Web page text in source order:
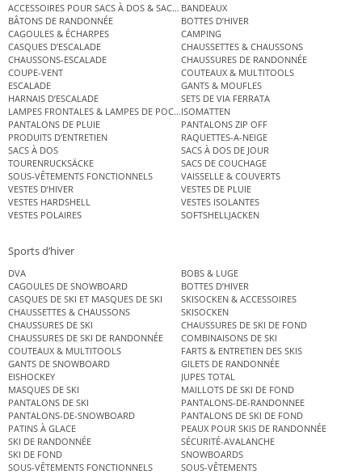
ACCESSOIRES POUR SACS À DOS & SACS ÉTANCHES
BANDEAUX
BÂTONS DE RANDONNÉE
BOTTES D’HIVER
CAGOULES & ÉCHARPES
CAMPING
CASQUES D’ESCALADE
CHAUSSETTES & CHAUSSONS
CHAUSSONS-ESCALADE
CHAUSSURES DE RANDONNÉE
COUPE-VENT
COUTEAUX & MULTITOOLS
ESCALADE
GANTS & MOUFLES
HARNAIS D’ESCALADE
SETS DE VIA FERRATA
LAMPES FRONTALES & LAMPES DE POCHEISOMATTEN
PANTALONS DE PLUIE
PANTALONS ZIP OFF
PRODUITS D’ENTRETIEN
RAQUETTES-A-NEIGE
SACS À DOS
SACS À DOS DE JOUR
TOURENRUCKSÄCKE
SACS DE COUCHAGE
SOUS-VÊTEMENTS FONCTIONNELS
VAISSELLE & COUVERTS
VESTES D’HIVER
VESTES DE PLUIE
VESTES HARDSHELL
VESTES ISOLANTES
VESTES POLAIRES
SOFTSHELLJACKEN
Sports d’hiver
DVA
BOBS & LUGE
CAGOULES DE SNOWBOARD
BOTTES D’HIVER
CASQUES DE SKI ET MASQUES DE SKI
SKISOCKEN & ACCESSOIRES
CHAUSSETTES & CHAUSSONS
SKISOCKEN
CHAUSSURES DE SKI
CHAUSSURES DE SKI DE FOND
CHAUSSURES DE SKI DE RANDONNÉE
COMBINAISONS DE SKI
COUTEAUX & MULTITOOLS
FARTS & ENTRETIEN DES SKIS
GANTS DE SNOWBOARD
GILETS DE RANDONNÉE
EISHOCKEY
JUPES TOTAL
MASQUES DE SKI
MAILLOTS DE SKI DE FOND
PANTALONS DE SKI
PANTALONS-DE-RANDONNEE
PANTALONS-DE-SNOWBOARD
PANTALONS DE SKI DE FOND
PATINS À GLACE
PEAUX POUR SKIS DE RANDONNÉE
SKI DE RANDONNÉE
SÉCURITÉ-AVALANCHE
SKI DE FOND
SNOWBOARDS
SOUS-VÊTEMENTS FONCTIONNELS
SOUS-VÊTEMENTS